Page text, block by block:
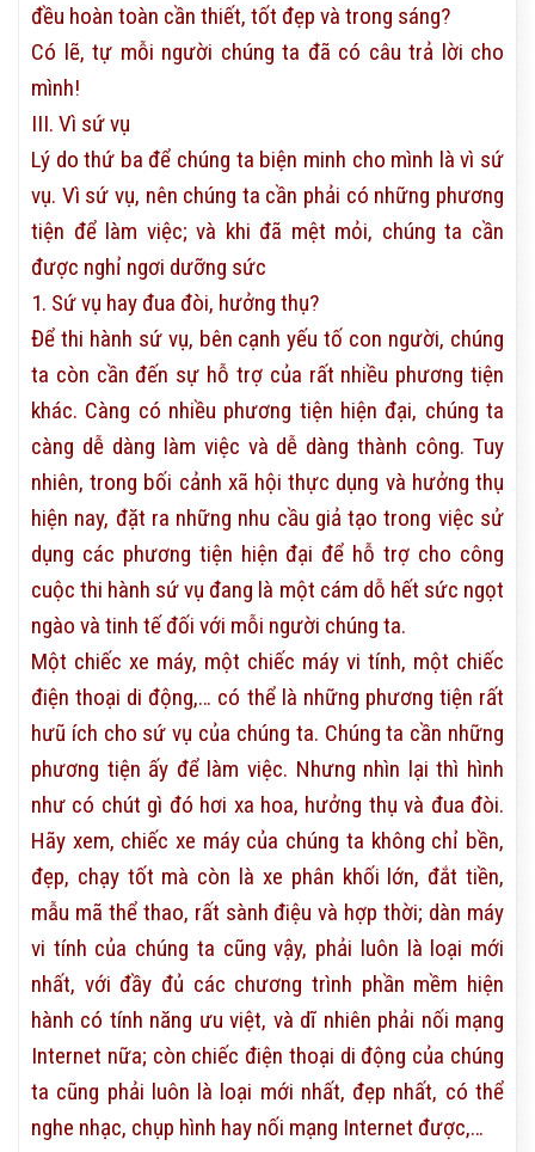
đều hoàn toàn cần thiết, tốt đẹp và trong sáng?
Có lẽ, tự mỗi người chúng ta đã có câu trả lời cho
mình!
III. Vì sứ vụ
Lý do thứ ba để chúng ta biện minh cho mình là vì sứ
vụ. Vì sứ vụ, nên chúng ta cần phải có những phương
tiện để làm việc; và khi đã mệt mỏi, chúng ta cần
được nghỉ ngơi dưỡng sức
1. Sứ vụ hay đua đòi, hưởng thụ?
Để thi hành sứ vụ, bên cạnh yếu tố con người, chúng
ta còn cần đến sự hỗ trợ của rất nhiều phương tiện
khác. Càng có nhiều phương tiện hiện đại, chúng ta
càng dễ dàng làm việc và dễ dàng thành công. Tuy
nhiên, trong bối cảnh xã hội thực dụng và hưởng thụ
hiện nay, đặt ra những nhu cầu giả tạo trong việc sử
dụng các phương tiện hiện đại để hỗ trợ cho công
cuộc thi hành sứ vụ đang là một cám dỗ hết sức ngọt
ngào và tinh tế đối với mỗi người chúng ta.
Một chiếc xe máy, một chiếc máy vi tính, một chiếc
điện thoại di động,… có thể là những phương tiện rất
hưũ ích cho sứ vụ của chúng ta. Chúng ta cần những
phương tiện ấy để làm việc. Nhưng nhìn lại thì hình
như có chút gì đó hơi xa hoa, hưởng thụ và đua đòi.
Hãy xem, chiếc xe máy của chúng ta không chỉ bền,
đẹp, chạy tốt mà còn là xe phân khối lớn, đắt tiền,
mẫu mã thể thao, rất sành điệu và hợp thời; dàn máy
vi tính của chúng ta cũng vậy, phải luôn là loại mới
nhất, với đầy đủ các chương trình phần mềm hiện
hành có tính năng ưu việt, và dĩ nhiên phải nối mạng
Internet nữa; còn chiếc điện thoại di động của chúng
ta cũng phải luôn là loại mới nhất, đẹp nhất, có thể
nghe nhạc, chụp hình hay nối mạng Internet được,…